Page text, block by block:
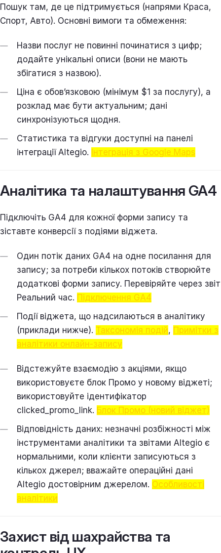
Пошук там, де це підтримується (напрями Краса,
Спорт, Авто). Основні вимоги та обмеження:
Назви послуг не повинні починатися з цифр;
додайте унікальні описи (вони не мають
збігатися з назвою).
Ціна є обов’язковою (мінімум $1 за послугу), а
розклад має бути актуальним; дані
синхронізуються щодня.
Статистика та відгуки доступні на панелі
інтеграції Altegio. Інтеграція з Google Maps
Аналітика та налаштування GA4
Підключіть GA4 для кожної форми запису та
зіставте конверсії з подіями віджета.
Один потік даних GA4 на одне посилання для
запису; за потреби кількох потоків створюйте
додаткові форми запису. Перевіряйте через звіт
Реальний час. Підключення GA4
Події віджета, що надсилаються в аналітику
(приклади нижче). Таксономія подій, Примітки з
аналітики онлайн-запису
Відстежуйте взаємодію з акціями, якщо
використовуєте блок Промо у новому віджеті;
використовуйте ідентифікатор
clicked_promo_link. Блок Промо (новий віджет)
Відповідність даних: незначні розбіжності між
інструментами аналітики та звітами Altegio є
нормальними, коли клієнти записуються з
кількох джерел; вважайте операційні дані
Altegio достовірним джерелом. Особливості
аналітики
Захист від шахрайства та